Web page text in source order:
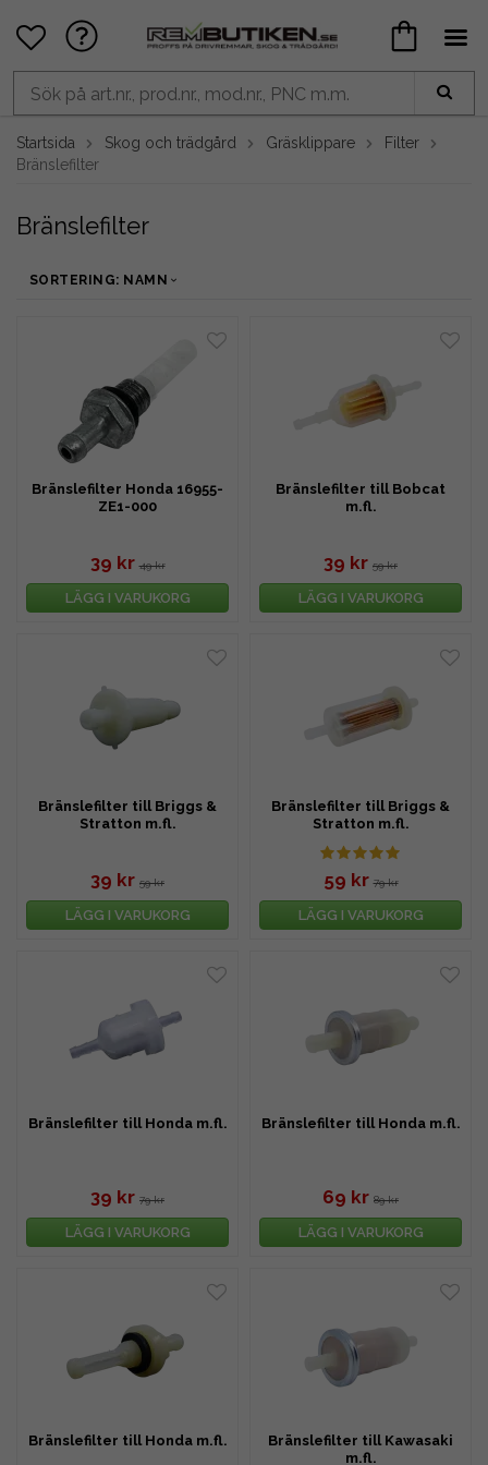
Startsida Skog och trädgård Gräsklippare
Filter
Bränslefilter
Bränslefilter
SORTERING: NAMN
Bränslefilter Honda 16955-
ZE1-000
39 kr 49 kr
LÄGG I VARUKORG
Bränslefilter till Bobcat
m.fl.
39 kr 59 kr
LÄGG I VARUKORG
Bränslefilter till Briggs &
Stratton m.fl.
39 kr 59 kr
LÄGG I VARUKORG
Bränslefilter till Briggs &
Stratton m.fl.
59 kr 79 kr
LÄGG I VARUKORG
Bränslefilter till Honda m.fl.
39 kr 79 kr
LÄGG I VARUKORG
Bränslefilter till Honda m.fl.
69 kr 89 kr
LÄGG I VARUKORG
Bränslefilter till Honda m.fl.
Bränslefilter till Kawasaki
m.fl.